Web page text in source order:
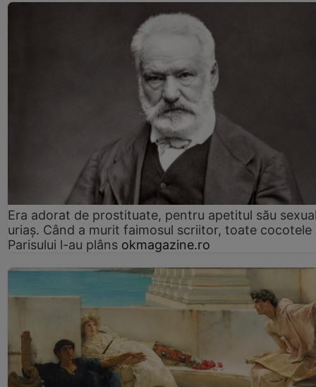
Era adorat de prostituate, pentru apetitul său
uriaș. Când a murit faimosul scriitor, toate cocotele
Parisului l-au plâns okmagazine.ro